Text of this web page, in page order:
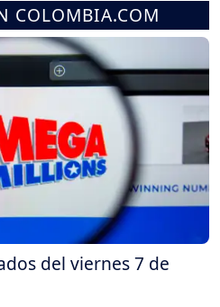
COLOMBIA.COM
del viernes 7 de